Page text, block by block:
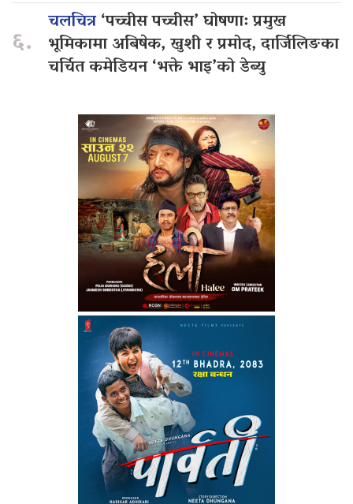
६.
चलचित्र‘पच्चीस पच्चीस’ घोषणा: प्रमुख
भूमिकामा अबिषेक, खुशी र प्रमोद, दार्जिलिङका
चर्चित कमेडियन ‘भक्ते भाइ’को डेब्यु